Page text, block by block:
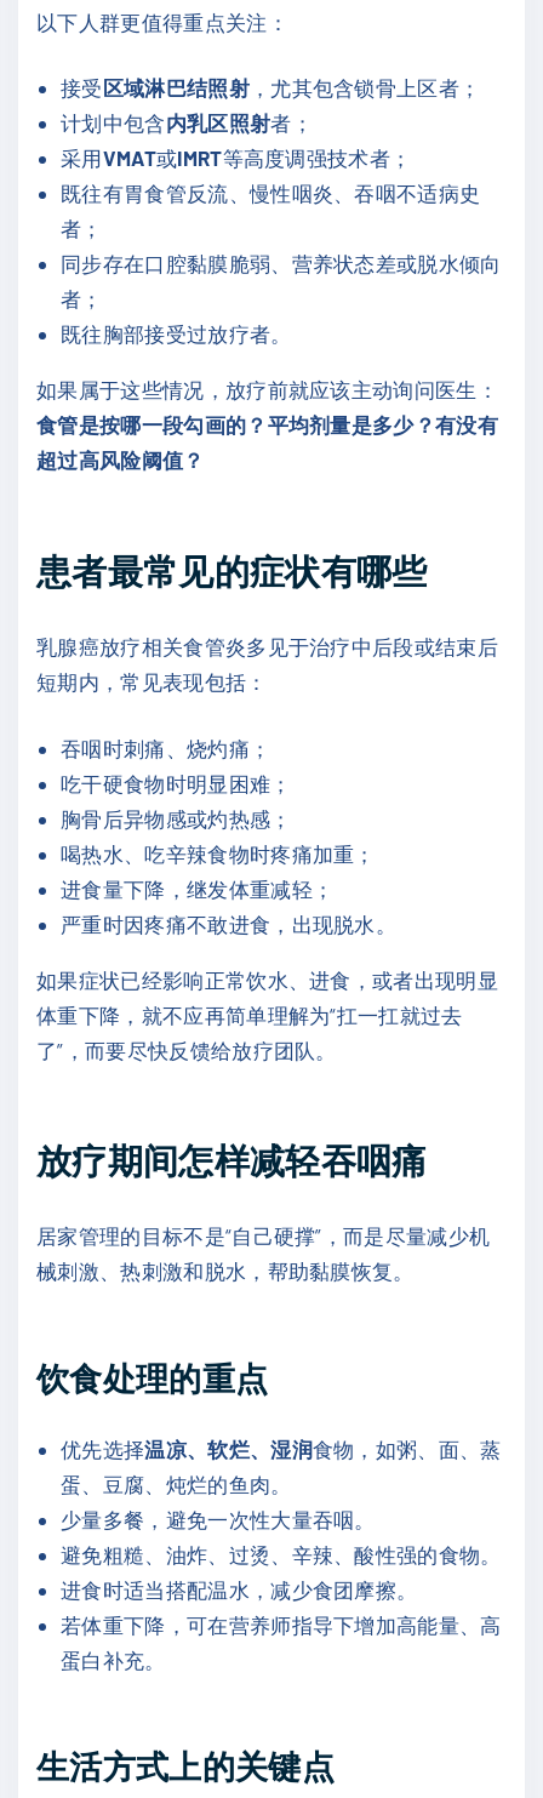
以下人群更值得重点关注：
接受 区域淋巴结照射，尤其包含锁骨上区者；
计划中包含内乳区照射者；
采用VMAT或IMRT等高度调强技术者；
既往有胃食管反流、慢性咽炎、吞咽不适病史
者；
同步存在口腔黏膜脆弱、营养状态差或脱水倾向
者；
既往胸部接受过放疗者。
如果属于这些情况，放疗前就应该主动询问医生：
食管是按哪一段勾画的？平均剂量是多少？有没有
超过高风险阈值？
患者最常见的症状有哪些
乳腺癌放疗相关食管炎多见于治疗中后段或结束后
短期内，常见表现包括：
吞咽时刺痛、烧灼痛；
吃干硬食物时明显困难；
胸骨后异物感或灼热感；
喝热水、吃辛辣食物时疼痛加重；
进食量下降，继发体重减轻；
严重时因疼痛不敢进食，出现脱水。
如果症状已经影响正常饮水、进食，或者出现明显
体重下降，就不应再简单理解为“扛一扛就过去
了”，而要尽快反馈给放疗团队。
放疗期间怎样减轻吞咽痛
居家管理的目标不是“自己硬撑”，而是尽量减少机
械刺激、热刺激和脱水，帮助黏膜恢复。
饮食处理的重点
优先选择温凉、软烂、湿润食物，如粥、面、蒸
蛋、豆腐、炖烂的鱼肉。
少量多餐，避免一次性大量吞咽。
避免粗糙、油炸、过烫、辛辣、酸性强的食物。
进食时适当搭配温水，减少食团摩擦。
若体重下降，可在营养师指导下增加高能量、高
蛋白补充。
生活方式上的关键点